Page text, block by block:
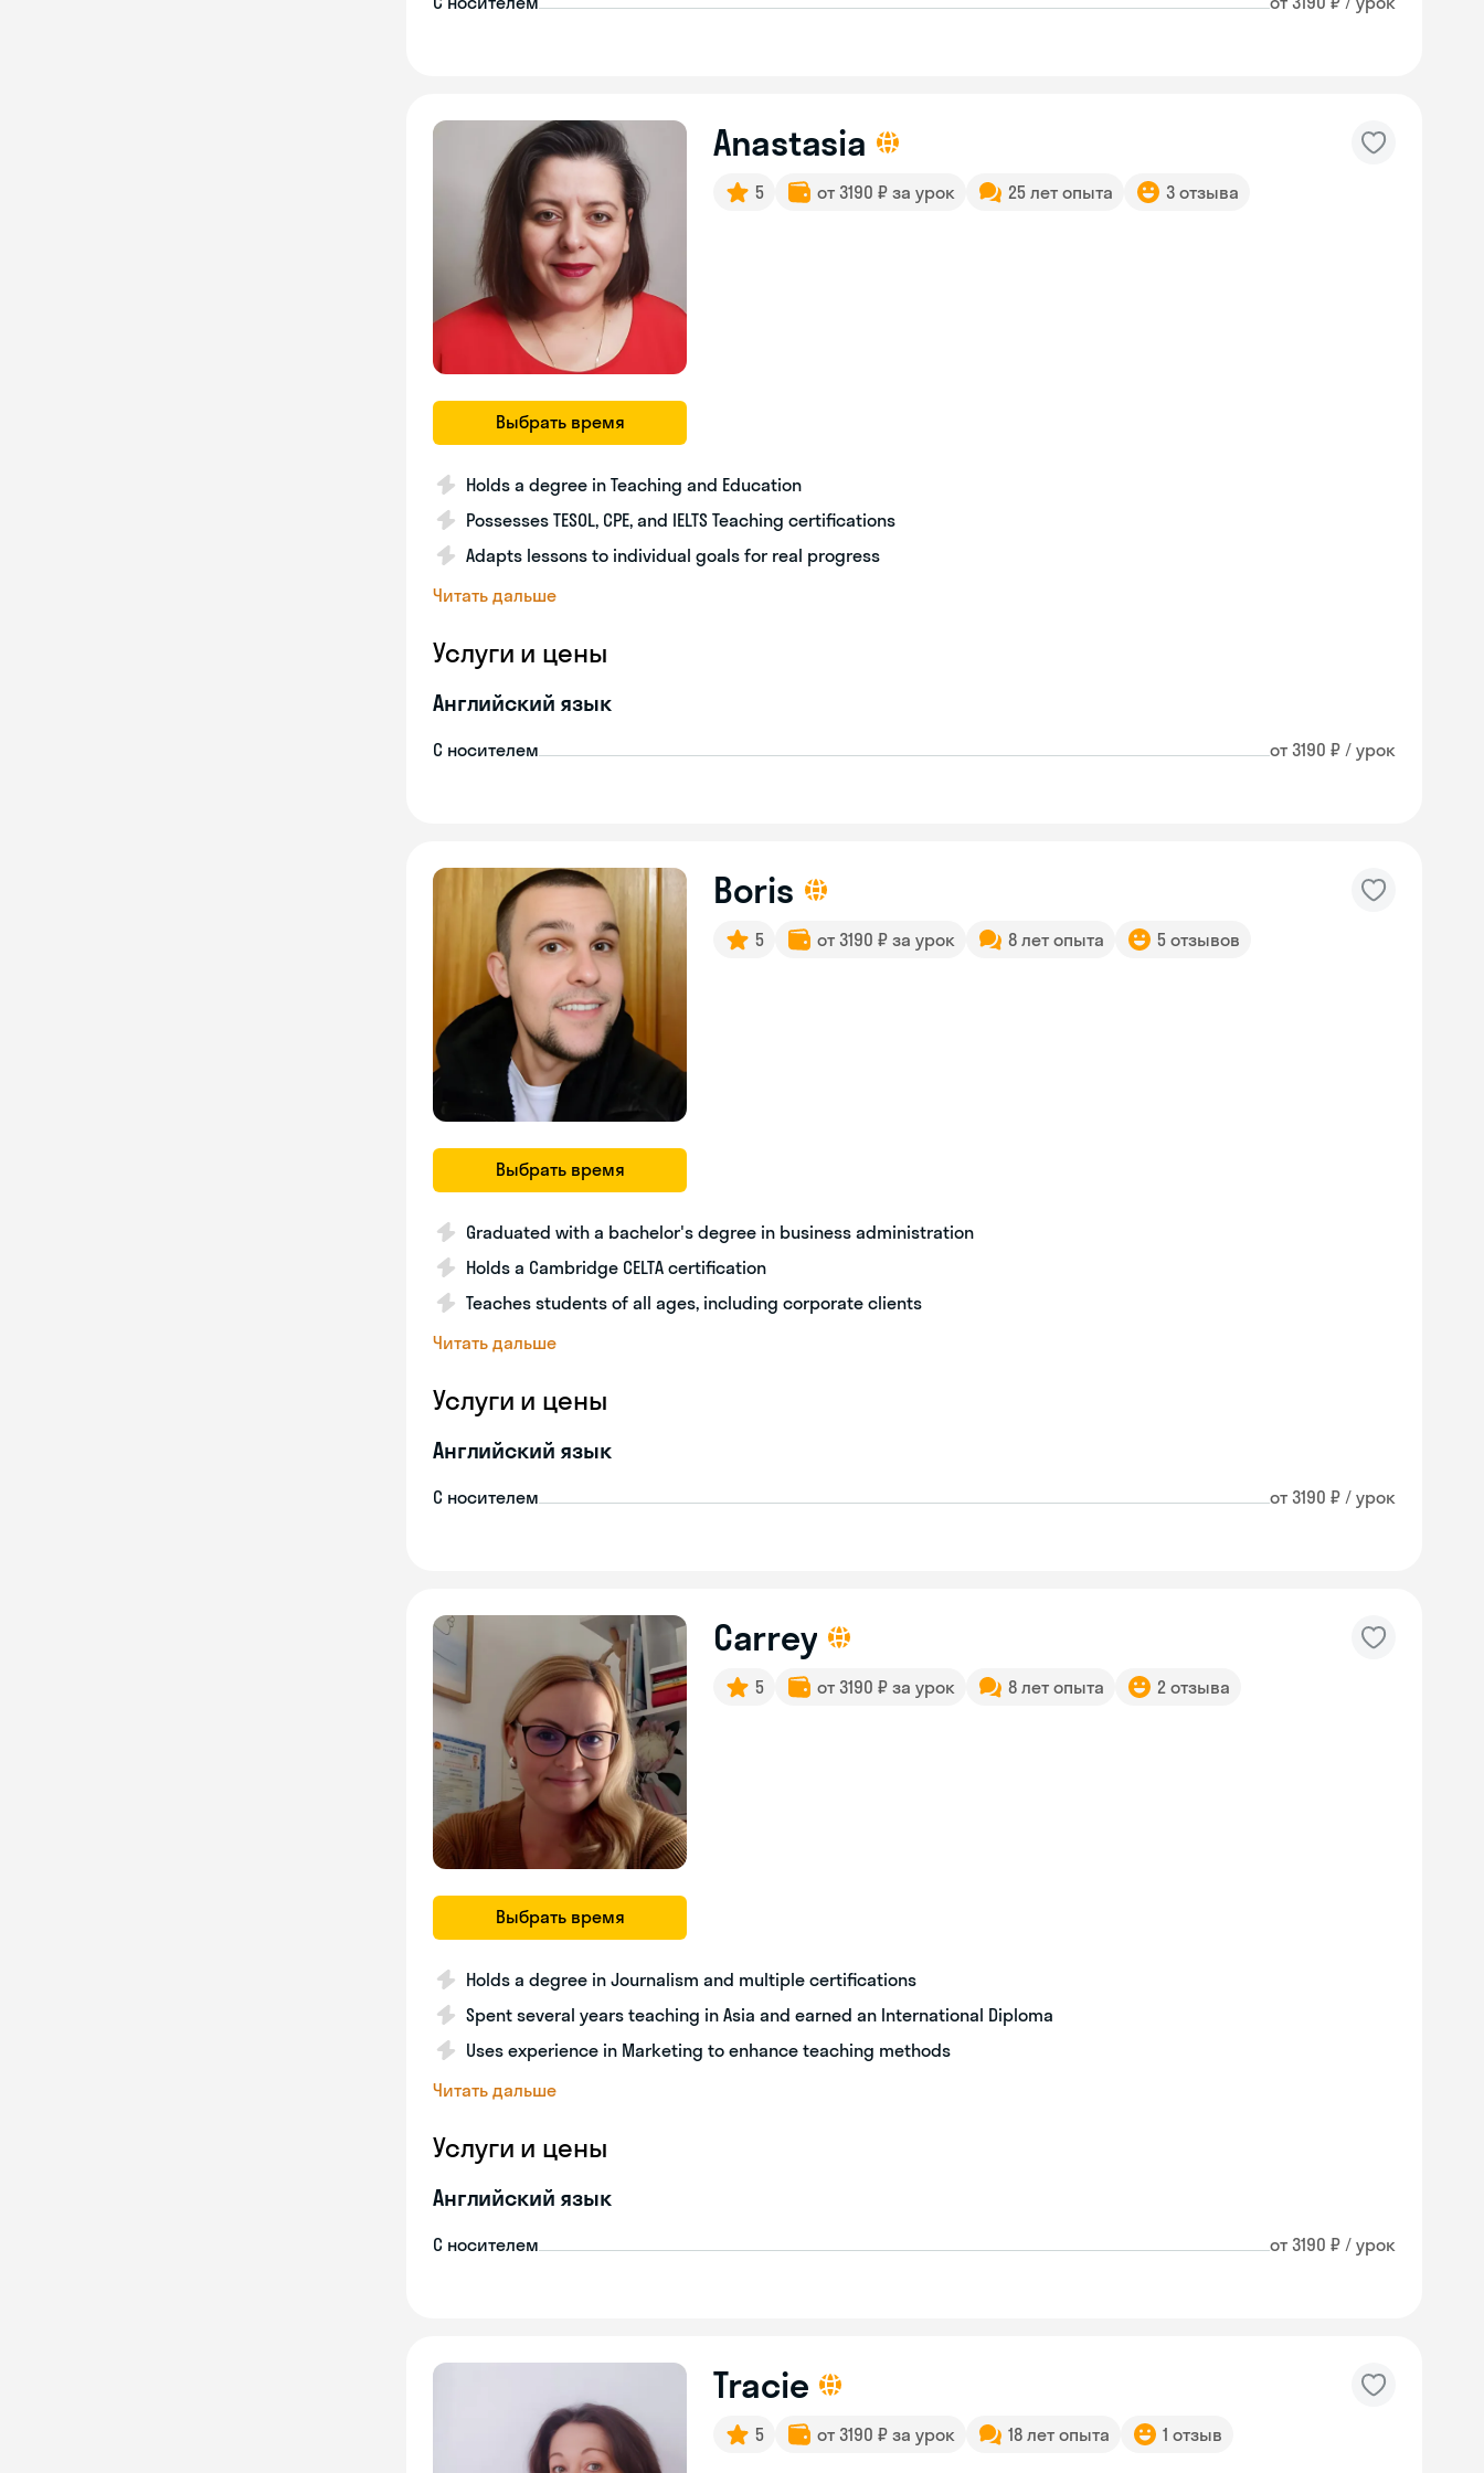
Выбрать время
Anastasia
5 от 3190 ₽ за урок 25 лет опыта 3 отзыва
Holds a degree in Teaching and Education
Possesses TESOL, CPE, and IELTS Teaching certifications
Adapts lessons to individual goals for real progress
Читать дальше
Услуги и цены
Английский язык
С носителем от 3190 ₽ / урок
Выбрать время
Boris
5 от 3190 ₽ за урок 8 лет опыта 5 отзывов
Graduated with a bachelor's degree in business administration
Holds a Cambridge CELTA certification
Teaches students of all ages, including corporate clients
Читать дальше
Услуги и цены
Английский язык
С носителем от 3190 ₽ / урок
Выбрать время
Carrey
5 от 3190 ₽ за урок 8 лет опыта 2 отзыва
Holds a degree in Journalism and multiple certifications
Spent several years teaching in Asia and earned an International Diploma
Uses experience in Marketing to enhance teaching methods
Читать дальше
Услуги и цены
Английский язык
С носителем от 3190 ₽ / урок
Tracie
5 от 3190 ₽ за урок 18 лет опыта 1 отзыв